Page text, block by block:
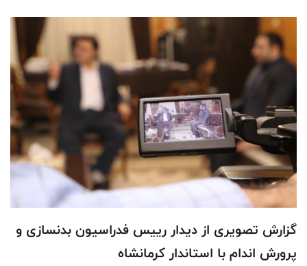
گزارش تصويرى از ديدار رييس فدراسيون بدنسازى و
پرورش اندام با استاندار كرمانشاه